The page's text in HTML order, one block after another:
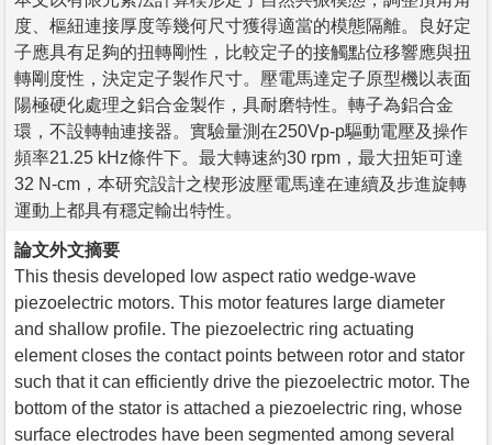
度、樞紐連接厚度等幾何尺寸獲得適當的模態隔離。良好定
子應具有足夠的扭轉剛性，比較定子的接觸點位移響應與扭
轉剛度性，決定定子製作尺寸。壓電馬達定子原型機以表面
陽極硬化處理之鋁合金製作，具耐磨特性。轉子為鋁合金
環，不設轉軸連接器。實驗量測在250Vp-p驅動電壓及操作
頻率21.25 kHz條件下。最大轉速約30 rpm，最大扭矩可達
32 N-cm，本研究設計之楔形波壓電馬達在連續及步進旋轉
運動上都具有穩定輸出特性。
論文外文摘要
This thesis developed low aspect ratio wedge-wave
piezoelectric motors. This motor features large diameter
and shallow profile. The piezoelectric ring actuating
element closes the contact points between rotor and stator
such that it can efficiently drive the piezoelectric motor. The
bottom of the stator is attached a piezoelectric ring, whose
surface electrodes have been segmented among several